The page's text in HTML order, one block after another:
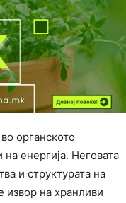
органското
енергија. Неговата
и структурата на
извор на хранливи